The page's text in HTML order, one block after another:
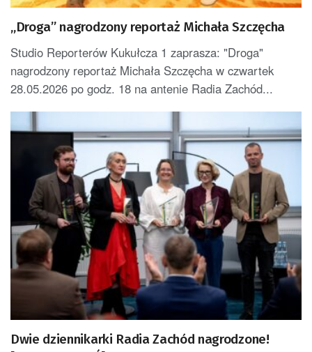
„Droga” nagrodzony reportaż Michała Szczęcha
Studio Reporterów Kukułcza 1 zaprasza: "Droga"
nagrodzony reportaż Michała Szczęcha w czwartek
28.05.2026 po godz. 18 na antenie Radia Zachód...
Dwie dziennikarki Radia Zachód nagrodzone!